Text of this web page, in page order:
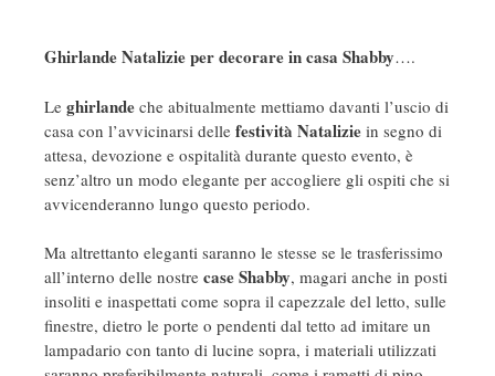
Ghirlande Natalizie per decorare in casa Shabby….
Le ghirlande che abitualmente mettiamo davanti l’uscio di
casa con l’avvicinarsi delle festività Natalizie in segno di
attesa, devozione e ospitalità durante questo evento, è
senz’altro un modo elegante per accogliere gli ospiti che si
avvicenderanno lungo questo periodo.
Ma altrettanto eleganti saranno le stesse se le trasferissimo
all’interno delle nostre case Shabby, magari anche in posti
insoliti e inaspettati come sopra il capezzale del letto, sulle
finestre, dietro le porte o pendenti dal tetto ad imitare un
lampadario con tanto di lucine sopra, i materiali utilizzati